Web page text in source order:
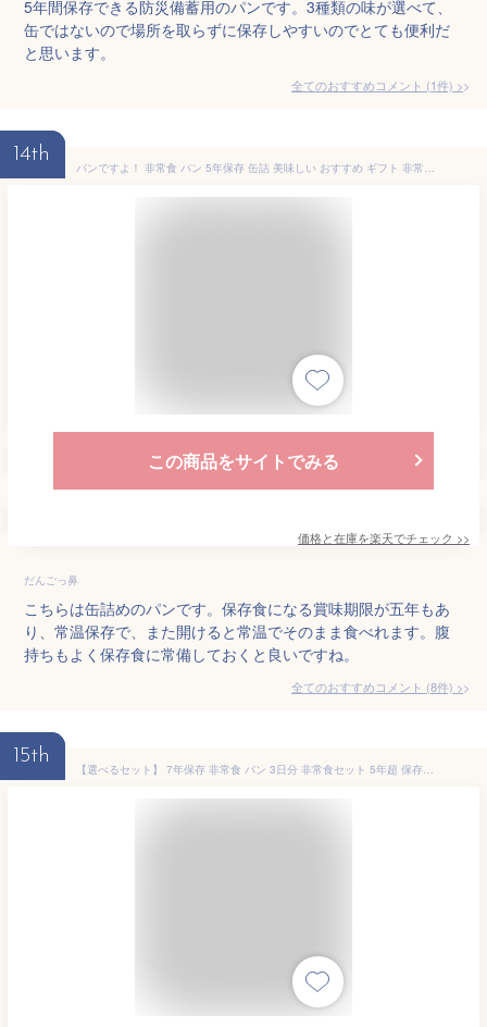
5年間保存できる防災備蓄用のパンです。3種類の味が選べて、
缶ではないので場所を取らずに保存しやすいのでとても便利だ
と思います。
全てのおすすめコメント (1件) >
14th
パンですよ！ 非常食 パン 5年保存 缶詰 美味しい おすすめ ギフト 非常食セット 送料無料 防災 保存食 備蓄 食料 5日分 5種 1箱15缶入り 1/2/3/16箱
この商品をサイトでみる
価格と在庫を楽天でチェック >>
だんごっ鼻
こちらは缶詰めのパンです。保存食になる賞味期限が五年もあ
り、常温保存で、また開けると常温でそのまま食べれます。腹
持ちもよく保存食に常備しておくと良いですね。
全てのおすすめコメント (8件) >
15th
【選べるセット】 7年保存 非常食 パン 3日分 非常食セット 5年超 保存食 お菓子 おやつ 非常食・保存食 子ども 防災食 災害 美味しい 防災 グッズ 食品 レトルト 食料 備蓄食 調理不要 長期保存 保育園 学校 災害備蓄用パン 缶詰以外 パウチ チョコ メープル 非常持出袋